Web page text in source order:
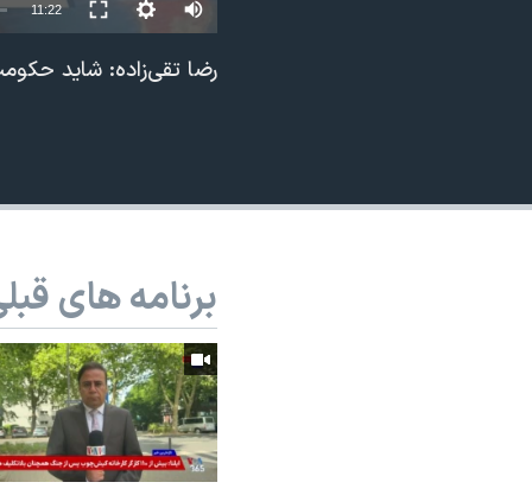
11:22
رضا تقی‌زاده: شاید
برنامه های